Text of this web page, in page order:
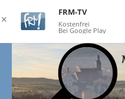
✕
FRM-TV
Kostenfrei
Bei Google Play